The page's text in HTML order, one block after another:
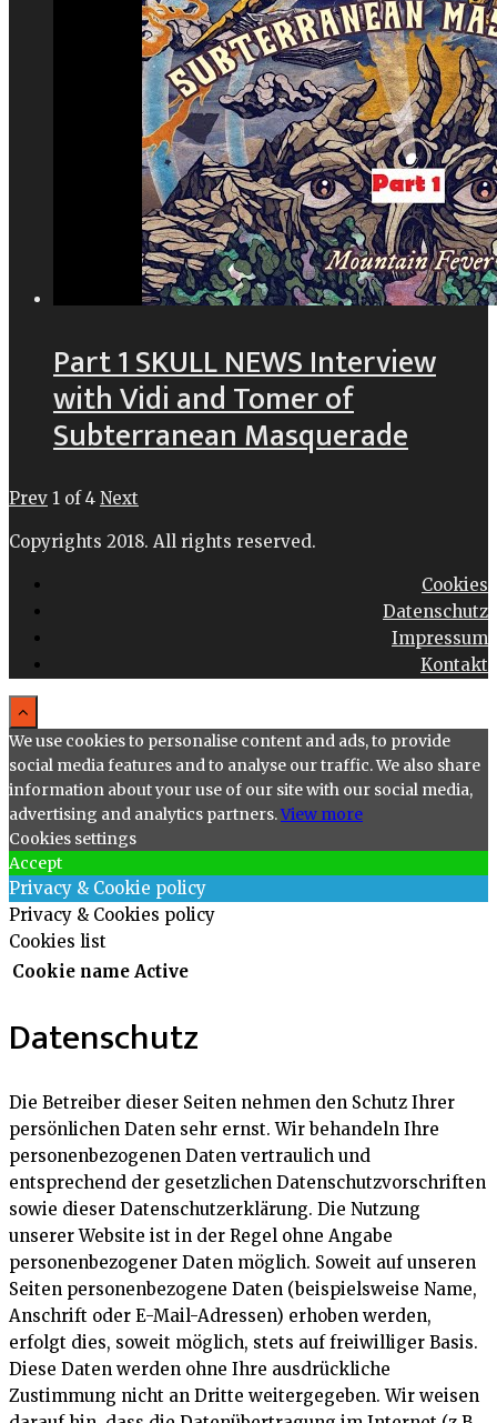
Part 1 SKULL NEWS Interview
with Vidi and Tomer of
Subterranean Masquerade
Prev 1 of 4 Next
Copyrights 2018. All rights reserved.
Cookies
Datenschutz
Impressum
Kontakt
We use cookies to personalise content and ads, to provide
social media features and to analyse our traffic. We also share
information about your use of our site with our social media,
advertising and analytics partners.View more
Cookies settings
Accept
Privacy & Cookie policy
Privacy & Cookies policy
Cookies list
Cookie name Active
Datenschutz
Die Betreiber dieser Seiten nehmen den Schutz Ihrer
persönlichen Daten sehr ernst. Wir behandeln Ihre
personenbezogenen Daten vertraulich und
entsprechend der gesetzlichen Datenschutzvorschriften
sowie dieser Datenschutzerklärung. Die Nutzung
unserer Website ist in der Regel ohne Angabe
personenbezogener Daten möglich. Soweit auf unseren
Seiten personenbezogene Daten (beispielsweise Name,
Anschrift oder E-Mail-Adressen) erhoben werden,
erfolgt dies, soweit möglich, stets auf freiwilliger Basis.
Diese Daten werden ohne Ihre ausdrückliche
Zustimmung nicht an Dritte weitergegeben. Wir weisen